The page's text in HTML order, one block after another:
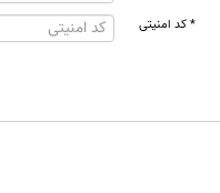
* کد امنیتی